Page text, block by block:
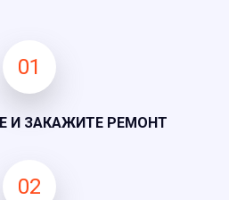
01
И ЗАКАЖИТЕ РЕМОНТ
02